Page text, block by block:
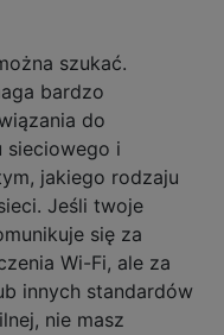
szukać.
bardzo
do
sieciowego i
jakiego rodzaju
Jeśli twoje
się za
Wi-Fi, ale za
innych standardów
nie masz